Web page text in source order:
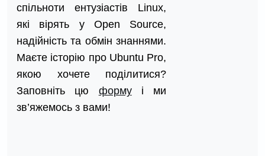
спільноти ентузіастів Linux,
які вірять у Open Source,
надійність та обмін знаннями.
Маєте історію про Ubuntu Pro,
якою хочете поділитися?
Заповніть цю формуі ми
зв’яжемось з вами!